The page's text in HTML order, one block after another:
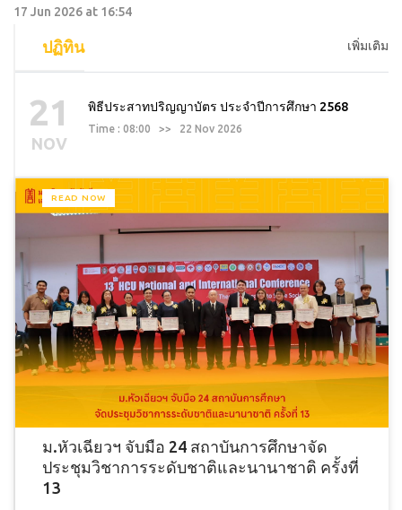
17 Jun 2026 at 16:54
ปฏิทิน เพิ่มเติม
21
NOV
พิธีประสาทปริญญาบัตร ประจำปีการศึกษา 2568
Time : 08:00 >> 22 Nov 2026
READ NOW
ม.หัวเฉียวฯ จับมือ 24 สถาบันการศึกษาจัด
ประชุมวิชาการระดับชาติและนานาชาติ ครั้งที่
13